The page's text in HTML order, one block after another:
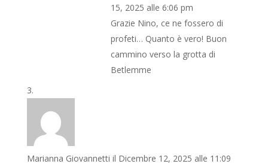
15, 2025 alle 6:06 pm
Grazie Nino, ce ne fossero di
profeti… Quanto è vero! Buon
cammino verso la grotta di
Betlemme
Marianna Giovannetti il Dicembre 12, 2025 alle 11:09